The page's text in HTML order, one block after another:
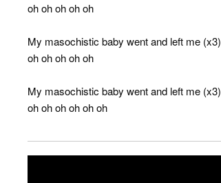
oh oh oh oh oh
My masochistic baby went and left me (x3)
oh oh oh oh oh
My masochistic baby went and left me (x3)
oh oh oh oh oh oh